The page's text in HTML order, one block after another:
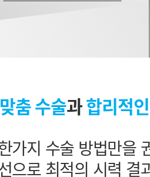
맞춤 수술과합리적